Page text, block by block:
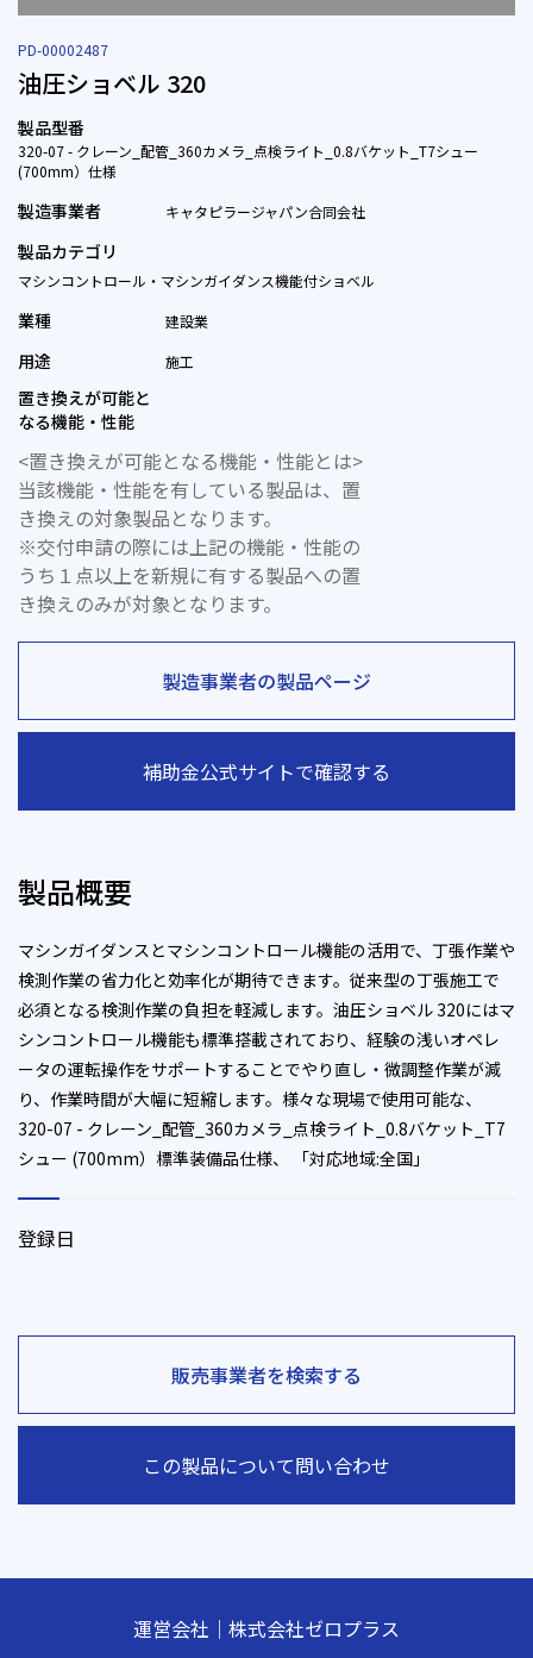
PD-00002487
油圧ショベル 320
製品型番
320-07 - クレーン_配管_360カメラ_点検ライト_0.8バケット_T7シュー
(700mm）仕様
製造事業者 キャタピラージャパン合同会社
製品カテゴリ
マシンコントロール・マシンガイダンス機能付ショベル
業種 建設業
用途 施工
置き換えが可能と
なる機能・性能
<置き換えが可能となる機能・性能とは>
当該機能・性能を有している製品は、置
き換えの対象製品となります。
※交付申請の際には上記の機能・性能の
うち１点以上を新規に有する製品への置
き換えのみが対象となります。
製造事業者の製品ページ
補助金公式サイトで確認する
製品概要
マシンガイダンスとマシンコントロール機能の活用で、丁張作業や
検測作業の省力化と効率化が期待できます。従来型の丁張施工で
必須となる検測作業の負担を軽減します。油圧ショベル 320にはマ
シンコントロール機能も標準搭載されており、経験の浅いオペレ
ータの運転操作をサポートすることでやり直し・微調整作業が減
り、作業時間が大幅に短縮します。様々な現場で使用可能な、
320-07 - クレーン_配管_360カメラ_点検ライト_0.8バケット_T7
シュー (700mm）標準装備品仕様、 「対応地域:全国」
登録日
販売事業者を検索する
この製品について問い合わせ
運営会社｜株式会社ゼロプラス